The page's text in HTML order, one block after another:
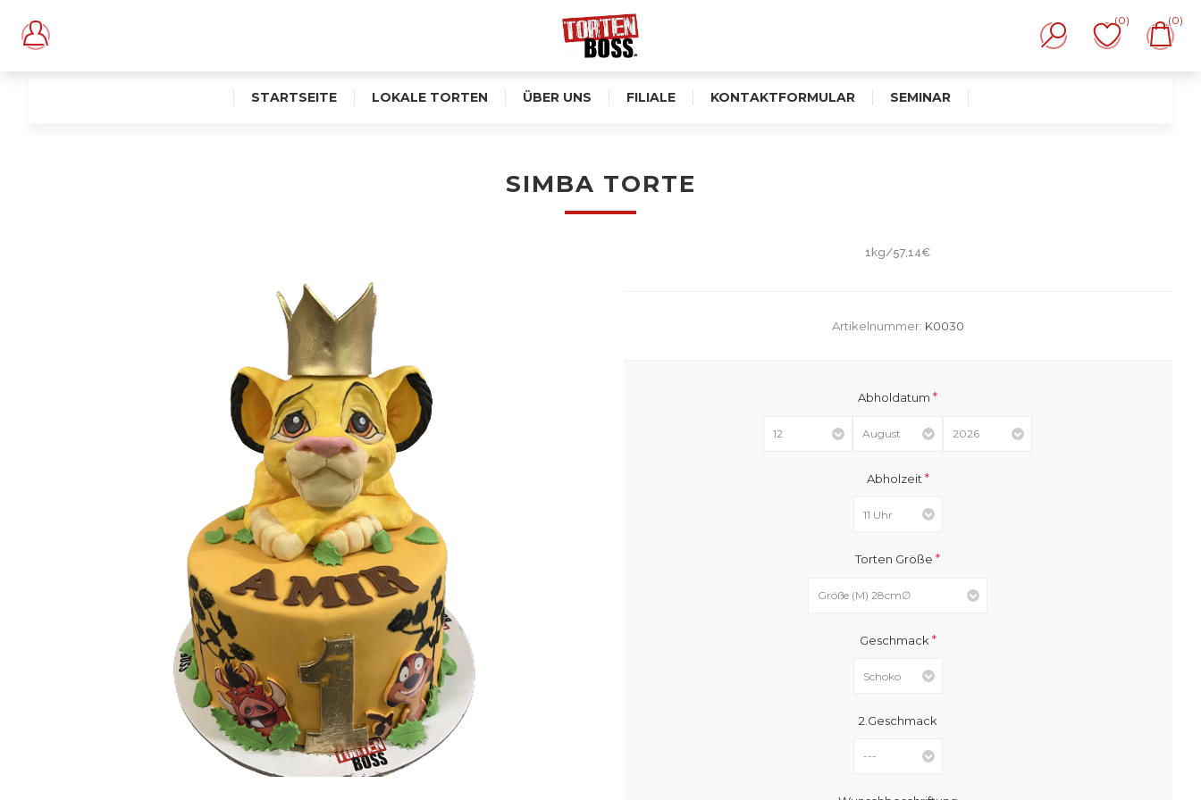
(0) (0)
STARTSEITE LOKALE TORTEN ÜBER UNS FILIALE KONTAKTFORMULAR SEMINAR
SIMBA TORTE
1kg/57,14€
Artikelnummer: K0030
Abholdatum*
Abholzeit *
Torten Größe*
Geschmack *
2.Geschmack